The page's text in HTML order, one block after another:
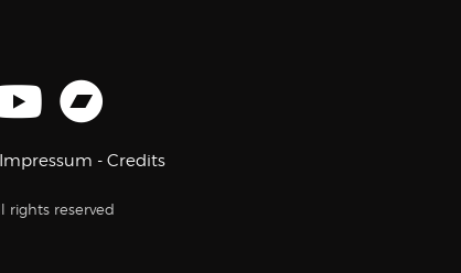
Impressum - Credits
rights reserved